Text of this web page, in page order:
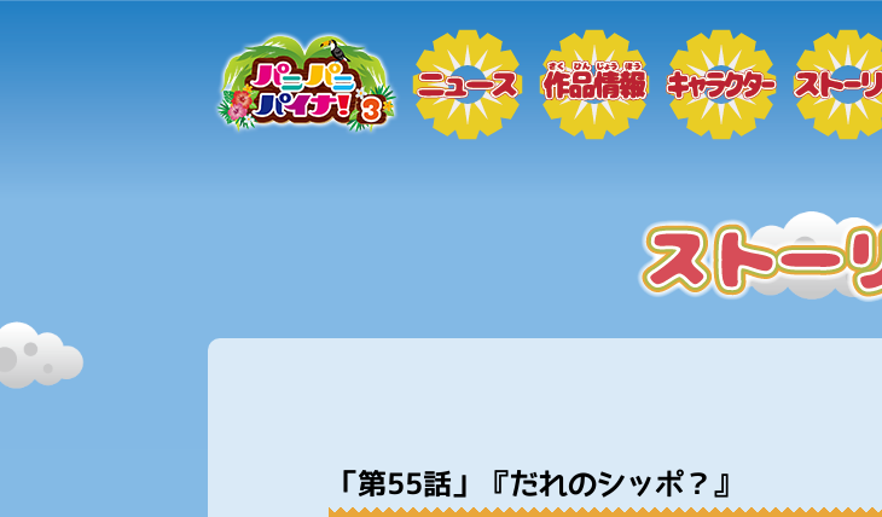
「第55話」『だれのシッポ？』